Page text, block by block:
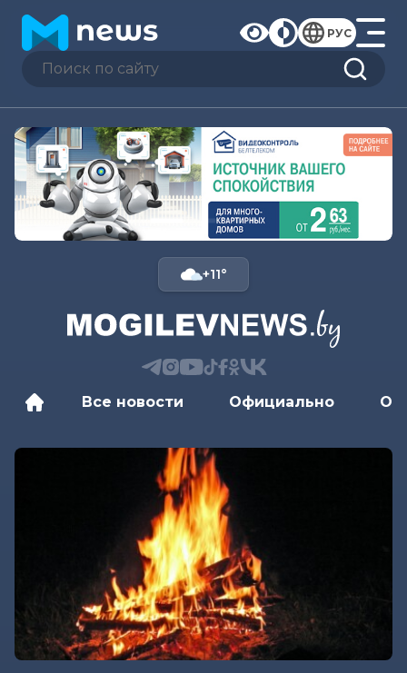
РУС
+11°
Все новости Официально